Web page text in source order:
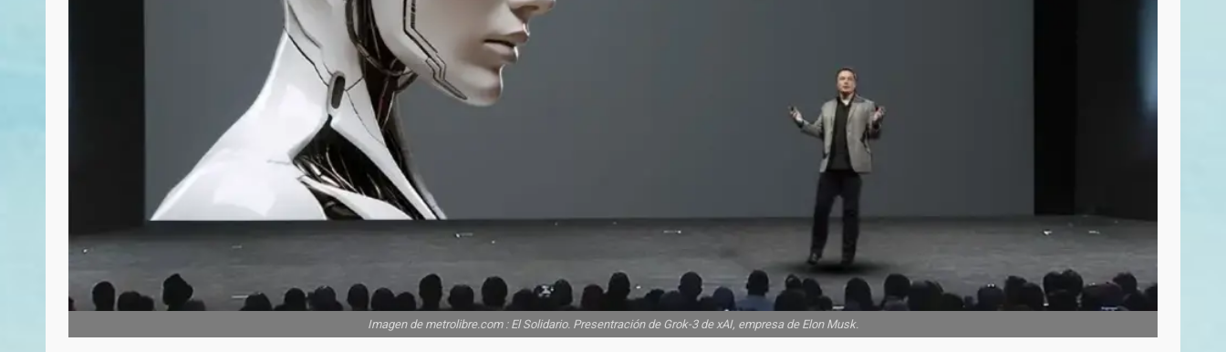
Imagen de metrolibre.com : El Solidario. Presentración de Grok-3 de xAI, empresa de Elon Musk.